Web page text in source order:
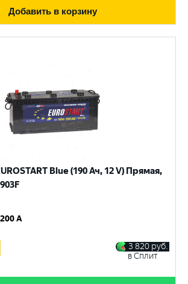
Добавить в корзину
Blue (190 Ач, 12 V) Прямая,
A
3 820 руб.
в Сплит